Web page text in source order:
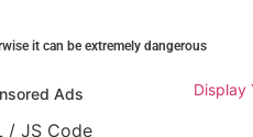
it can be extremely dangerous
Ads Display
/ JS Code